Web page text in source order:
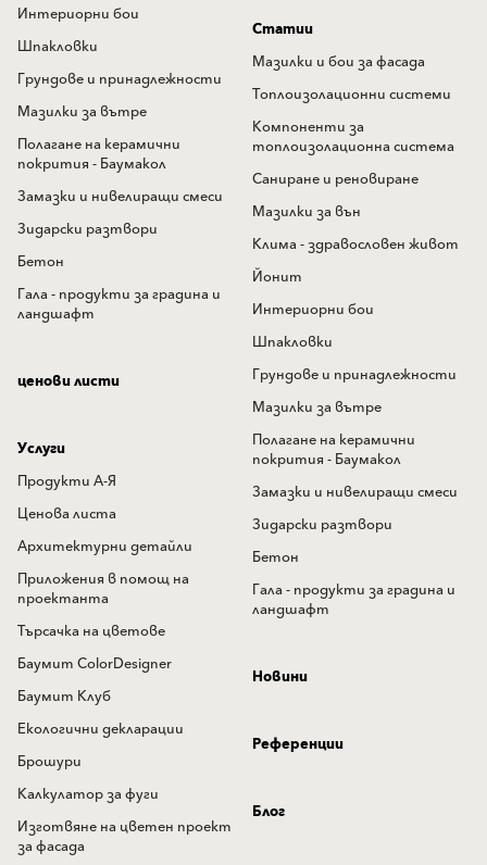
Интериорни бои
Шпакловки
Грундове и принадлежности
Мазилки за вътре
Полагане на керамични
покрития - Баумакол
Замазки и нивелиращи смеси
Зидарски разтвори
Бетон
Гала - продукти за градина и
ландшафт
Статии
Мазилки и бои за фасада
Топлоизолационни системи
Компоненти за
топлоизолационна система
Саниране и реновиране
Мазилки за вън
Клима - здравословен живот
Йонит
Интериорни бои
Шпакловки
Грундове и принадлежности
Мазилки за вътре
Полагане на керамични
покрития - Баумакол
Замазки и нивелиращи смеси
Зидарски разтвори
Бетон
Гала - продукти за градина и
ландшафт
ценови листи
Услуги
Продукти А-Я
Ценова листа
Архитектурни детайли
Приложения в помощ на
проектанта
Търсачка на цветове
Баумит ColorDesigner
Баумит Клуб
Екологични декларации
Брошури
Калкулатор за фуги
Изготвяне на цветен проект
за фасада
Новини
Референции
Блог